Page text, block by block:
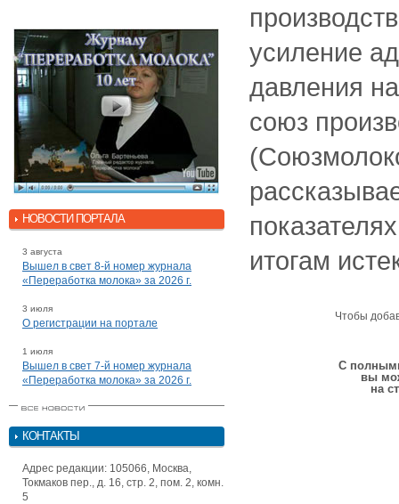
НОВОСТИ ПОРТАЛА
3 августа
Вышел в свет 8-й номер журнала
«Переработка молока» за 2026 г.
3 июля
О регистрации на портале
1 июля
Вышел в свет 7-й номер журнала
«Переработка молока» за 2026 г.
КОНТАКТЫ
Адрес редакции: 105066, Москва,
Токмаков пер., д. 16, стр. 2, пом. 2, комн.
5
усиление
давления
союз
итогам
Чтобы
С
вы
на